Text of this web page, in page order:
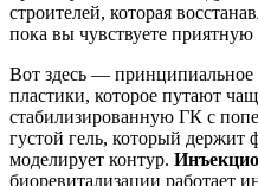
строителей, которая
пока вы чувствуете приятную
Вот здесь — принципиальное
пластики, которое путают
стабилизированную ГК с
густой гель, который держит
моделирует контур.
биоревитализации работает